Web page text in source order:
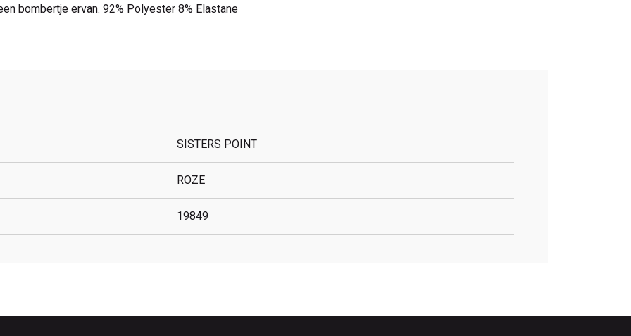
bombertje ervan. 92% Polyester 8% Elastane
SISTERS POINT
ROZE
19849